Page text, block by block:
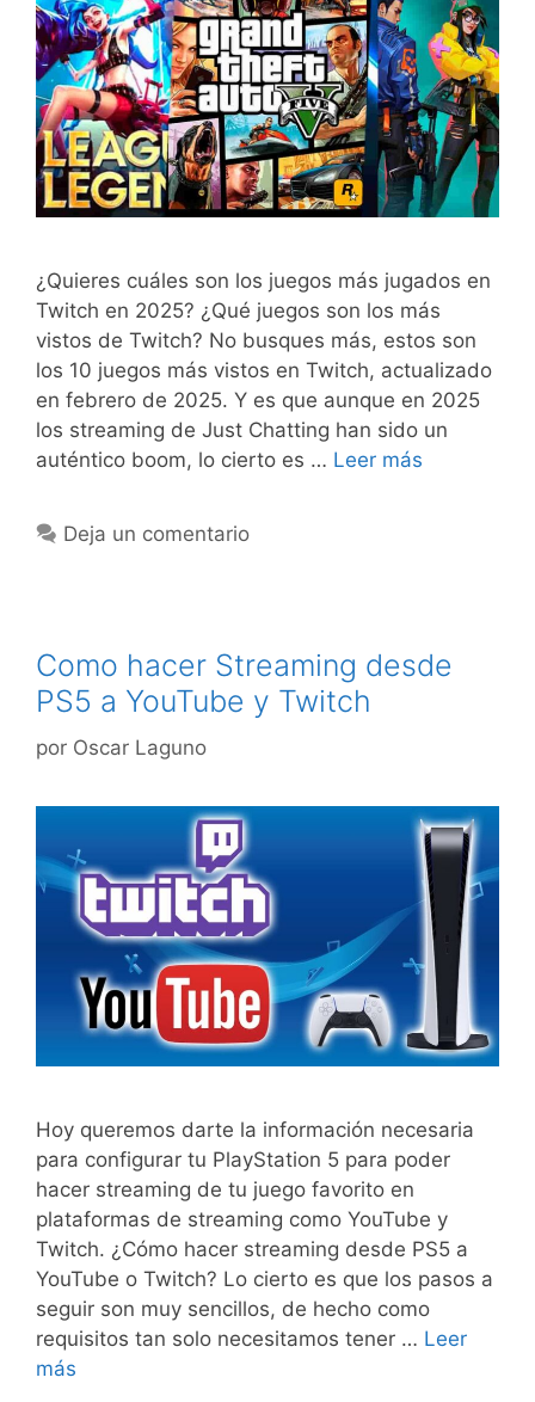
¿Quieres cuáles son los juegos más jugados en
Twitch en 2025? ¿Qué juegos son los más
vistos de Twitch? No busques más, estos son
los 10 juegos más vistos en Twitch, actualizado
en febrero de 2025. Y es que aunque en 2025
los streaming de Just Chatting han sido un
auténtico boom, lo cierto es … Leer más
Deja un comentario
Como hacer Streaming desde
PS5 a YouTube y Twitch
por Oscar Laguno
Hoy queremos darte la información necesaria
para configurar tu PlayStation 5 para poder
hacer streaming de tu juego favorito en
plataformas de streaming como YouTube y
Twitch. ¿Cómo hacer streaming desde PS5 a
YouTube o Twitch? Lo cierto es que los pasos a
seguir son muy sencillos, de hecho como
requisitos tan solo necesitamos tener … Leer
más